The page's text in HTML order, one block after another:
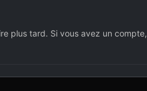
plus tard. Si vous avez un compte,